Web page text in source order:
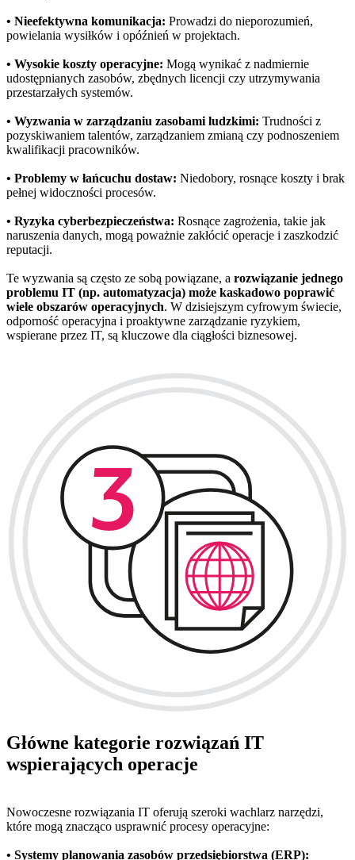
• Nieefektywna komunikacja: Prowadzi do nieporozumień,
powielania wysiłków i opóźnień w projektach.
• Wysokie koszty operacyjne: Mogą wynikać z nadmiernie
udostępnianych zasobów, zbędnych licencji czy utrzymywania
przestarzałych systemów.
• Wyzwania w zarządzaniu zasobami ludzkimi: Trudności z
pozyskiwaniem talentów, zarządzaniem zmianą czy podnoszeniem
kwalifikacji pracowników.
• Problemy w łańcuchu dostaw: Niedobory, rosnące koszty i brak
pełnej widoczności procesów.
• Ryzyka cyberbezpieczeństwa: Rosnące zagrożenia, takie jak
naruszenia danych, mogą poważnie zakłócić operacje i zaszkodzić
reputacji.
Te wyzwania są często ze sobą powiązane, a rozwiązanie jednego
problemu IT (np. automatyzacja) może kaskadowo poprawić
wiele obszarów operacyjnych. W dzisiejszym cyfrowym świecie,
odporność operacyjna i proaktywne zarządzanie ryzykiem,
wspierane przez IT, są kluczowe dla ciągłości biznesowej.
Główne kategorie rozwiązań IT
wspierających operacje
Nowoczesne rozwiązania IT oferują szeroki wachlarz narzędzi,
które mogą znacząco usprawnić procesy operacyjne:
• Systemy planowania zasobów przedsiębiorstwa (ERP):